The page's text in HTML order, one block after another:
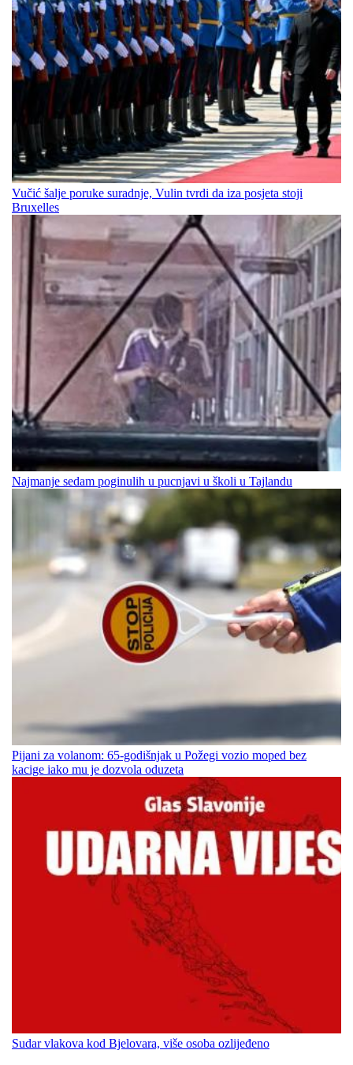
Vučić šalje poruke suradnje, Vulin tvrdi da iza posjeta stoji
Bruxelles
Najmanje sedam poginulih u pucnjavi u školi u Tajlandu
Pijani za volanom: 65-godišnjak u Požegi vozio moped bez
kacige iako mu je dozvola oduzeta
Sudar vlakova kod Bjelovara, više osoba ozlijeđeno